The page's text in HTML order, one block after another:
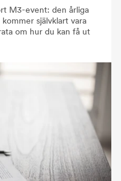
M3-event: den årliga
självklart vara
om hur du kan få ut